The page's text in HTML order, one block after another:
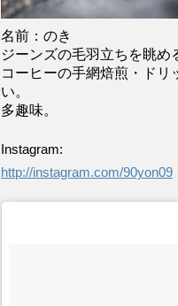
名前：のき
ジーンズの毛羽立ちを眺め
コーヒーの手網焙煎・ドリ
い。
多趣味。
Instagram:
http://instagram.com/90yon09